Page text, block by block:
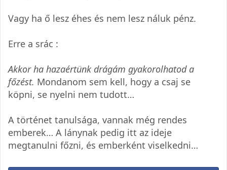
Vagy ha ő lesz éhes és nem lesz náluk pénz.
Erre a srác :
Akkor ha hazaértünk drágám gyakorolhatod a
főzést. Mondanom sem kell, hogy a csaj se
köpni, se nyelni nem tudott…
A történet tanulsága, vannak még rendes
emberek… A lánynak pedig itt az ideje
megtanulni főzni, és emberként viselkedni…